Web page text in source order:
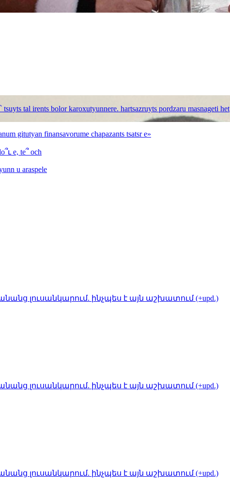
tsuyts tal irents bolor karoxutyunnere. hartsazruyts pordzaru masnageti het
gitutyan finansavorume chapazants tsatsr e»
e, te՞ och
u araspele
լուսանկարում. ինչպես է այն աշխատում (+upd.)
լուսանկարում. ինչպես է այն աշխատում (+upd.)
լուսանկարում. ինչպես է այն աշխատում (+upd.)